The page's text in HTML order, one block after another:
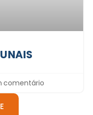
comentário